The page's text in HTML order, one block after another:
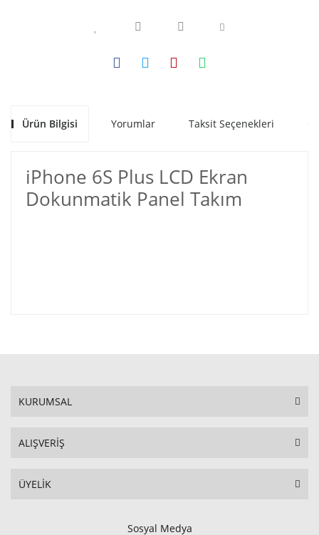
Ürün Bilgisi Yorumlar Taksit Seçenekleri
iPhone 6S Plus LCD Ekran
Dokunmatik Panel Takım
KURUMSAL
ALIŞVERİŞ
ÜYELİK
Sosyal Medya